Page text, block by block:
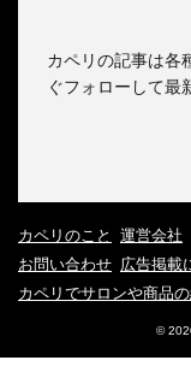
カペリの記事は各
ぐフォローして最
カペリのこと 運営会社
お問い合わせ 広告掲載
カペリでサロンや商品
©